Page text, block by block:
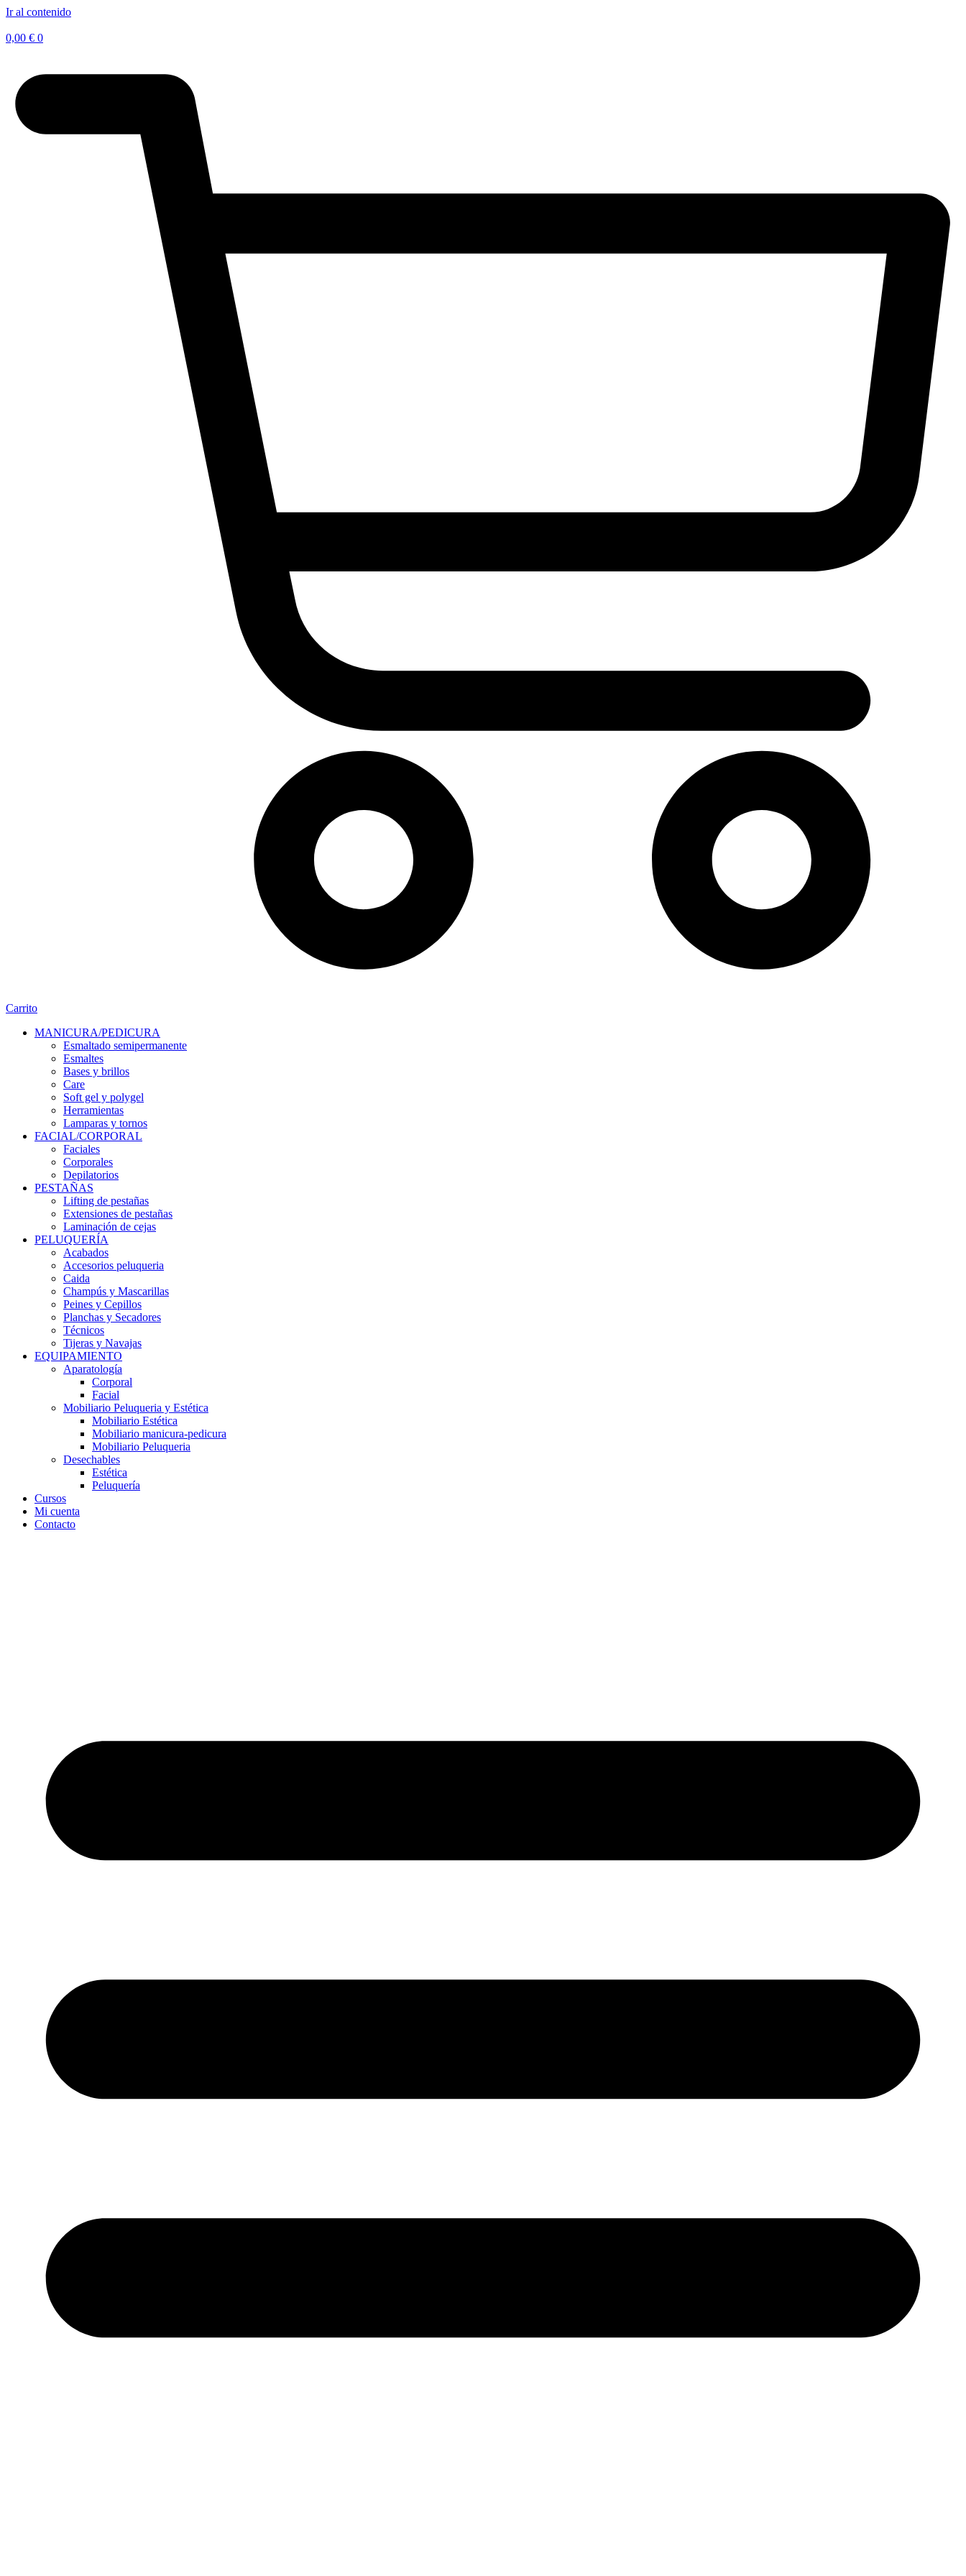
Ir al contenido
0,00 € 0
Carrito
MANICURA/PEDICURA
Esmaltado semipermanente
Esmaltes
Bases y brillos
Care
Soft gel y polygel
Herramientas
Lamparas y tornos
FACIAL/CORPORAL
Faciales
Corporales
Depilatorios
PESTAÑAS
Lifting de pestañas
Extensiones de pestañas
Laminación de cejas
PELUQUERÍA
Acabados
Accesorios peluqueria
Caida
Champús y Mascarillas
Peines y Cepillos
Planchas y Secadores
Técnicos
Tijeras y Navajas
EQUIPAMIENTO
Aparatología
Corporal
Facial
Mobiliario Peluqueria y Estética
Mobiliario Estética
Mobiliario manicura-pedicura
Mobiliario Peluqueria
Desechables
Estética
Peluquería
Cursos
Mi cuenta
Contacto